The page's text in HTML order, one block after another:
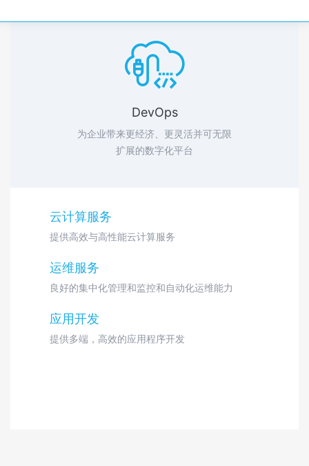

DevOps
为企业带来更经济、更灵活并可无限
扩展的数字化平台
云计算服务
提供高效与高性能云计算服务
运维服务
良好的集中化管理和监控和自动化运维能力
应用开发
提供多端，高效的应用程序开发